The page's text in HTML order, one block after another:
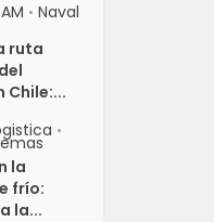
• Naval
ruta
Chile:...
•
la
frío:
la...